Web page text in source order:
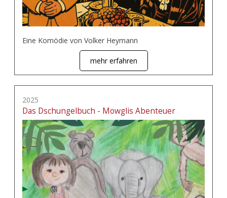
Eine Komödie von Volker Heymann
mehr erfahren
2025
Das Dschungelbuch - Mowglis Abenteuer